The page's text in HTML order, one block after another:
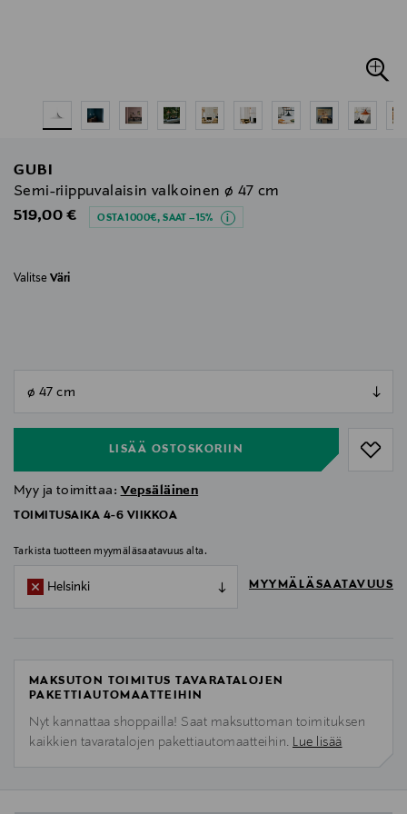
GUBI
Semi-riippuvalaisin valkoinen ø 47 cm
Original Price
519,00 € OSTA 1000€, SAAT –15%
Valitse Väri
LISÄÄ OSTOSKORIIN
Myy ja toimittaa: Vepsäläinen
TOIMITUSAIKA 4-6 VIIKKOA
Tarkista tuotteen myymäläsaatavuus alta.
Helsinki MYYMÄLÄSAATAVUUS
MAKSUTON TOIMITUS TAVARATALOJEN
PAKETTIAUTOMAATTEIHIN
Nyt kannattaa shoppailla! Saat maksuttoman toimituksen
kaikkien tavaratalojen pakettiautomaatteihin. Lue lisää